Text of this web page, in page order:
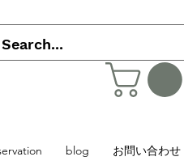
blog お問い合わせ